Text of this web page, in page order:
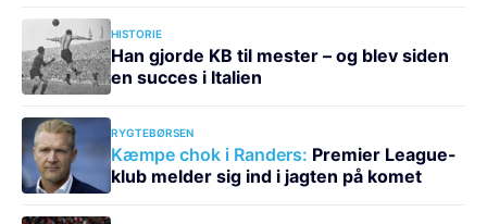
HISTORIE
Han gjorde KB til mester – og blev siden
en succes i Italien
RYGTEBØRSEN
Kæmpe chok i Randers: Premier League-
klub melder sig ind i jagten på komet